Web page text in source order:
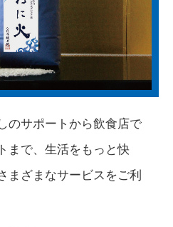
のサポートから飲食店で
まで、生活をもっと快
まざまなサービスをご利